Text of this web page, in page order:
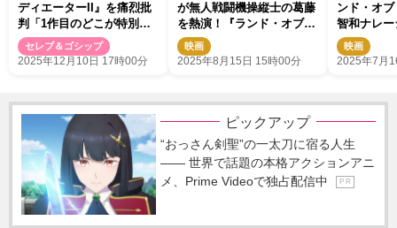
ディエーターII』を痛烈批
判「1作目のどこが特別だ
ったのか理解していない」
「実に残念な例」
セレブ＆ゴシップ
2025年12月10日 17時00分
が無人戦闘機操縦士の葛藤
を熱演！『ランド・オブ・
バッド』キャスト＆監督イ
ンタビュー映像解禁
映画
2025年8月15日 15時00分
ンド・オ
智和ナレ
像解禁！
映画
2025年7月
ピックアップ
“おっさん剣聖”の一太刀に宿る人生
―― 世界で話題の本格アクションアニ
メ、Prime Videoで独占配信中
P R